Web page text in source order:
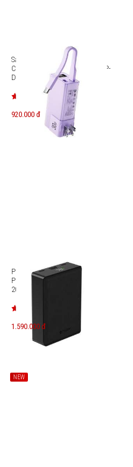
Sạc dự phòng Pisen Quick
Crystal High Power Box 30W TP-
D110
920.000 đ
Pin sạc dự phòng Mazer
PowerCharger PD45W
20000mAh M-PC45W20.0V3
1.590.000 đ
NEW